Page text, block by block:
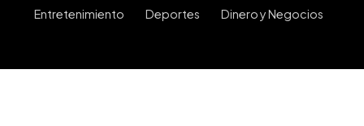
Entretenimiento Deportes Dinero y Negocios